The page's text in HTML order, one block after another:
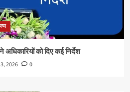
को दिए कई निर्देश
2026 0